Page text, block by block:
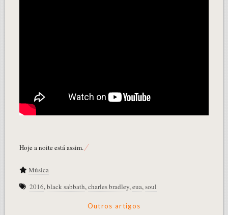
Hoje a noite está assim.
Música
2016,black sabbath,charles bradley,eua,soul
Outros artigos